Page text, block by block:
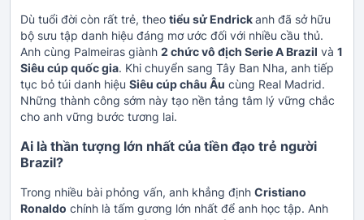
Dù tuổi đời còn rất trẻ, theo tiểu sử Endrickanh đã sở hữu
bộ sưu tập danh hiệu đáng mơ ước đối với nhiều cầu thủ.
Anh cùng Palmeiras giành 2 chức vô địch Serie A Brazil và 1
Siêu cúp quốc gia. Khi chuyển sang Tây Ban Nha, anh tiếp
tục bỏ túi danh hiệu Siêu cúp châu Âu cùng Real Madrid.
Những thành công sớm này tạo nền tảng tâm lý vững chắc
cho anh vững bước tương lai.
Ai là thần tượng lớn nhất của tiền đạo trẻ người
Brazil?
Trong nhiều bài phỏng vấn, anh khẳng định Cristiano
Ronaldo chính là tấm gương lớn nhất để anh học tập. Anh